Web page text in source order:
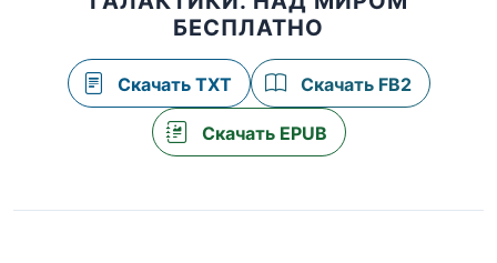
БЕСПЛАТНО
Скачать TXT Скачать FB2
Скачать EPUB